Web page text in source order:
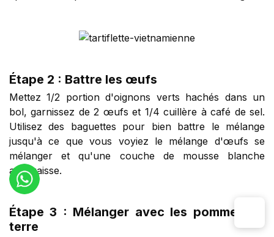
Étape 2 : Battre les œufs
Mettez 1/2 portion d'oignons verts hachés dans un
bol, garnissez de 2 œufs et 1/4 cuillère à café de sel.
Utilisez des baguettes pour bien battre le mélange
jusqu'à ce que vous voyiez le mélange d'œufs se
mélanger et qu'une couche de mousse blanche
apparaisse.
Étape 3 : Mélanger avec les pommes de
terre